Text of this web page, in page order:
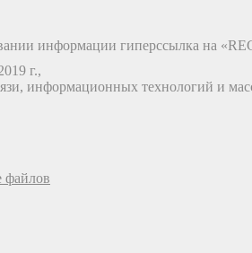
информации гиперссылка на
г.,
информационных технологий и
файлов